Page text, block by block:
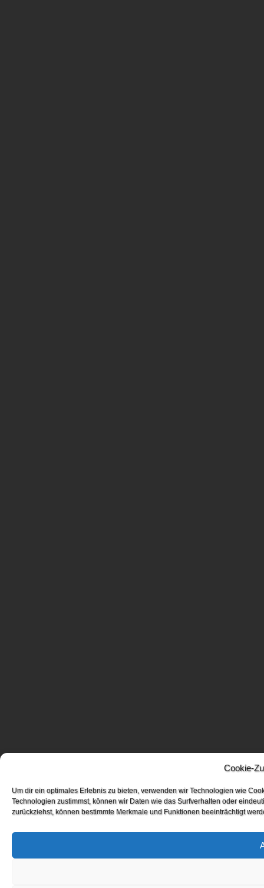
Cookie-
Um dir ein optimales Erlebnis zu bieten, verwenden wir Technologien wie
Technologien zustimmst, können wir Daten wie das Surfverhalten oder
zurückziehst, können bestimmte Merkmale und Funktionen beeinträchtigt